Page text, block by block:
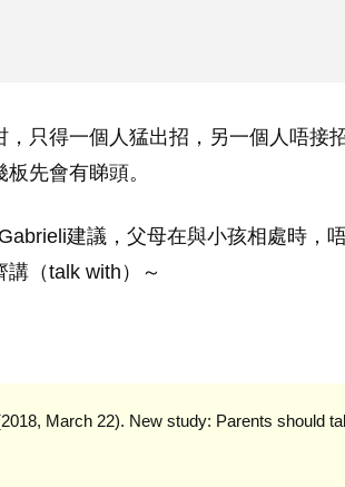
，只得一個人猛出招，另一個人唔接
先會有睇頭。
建議，父母在與小孩相處時，
（talk with）～
March 22). New study: Parents should